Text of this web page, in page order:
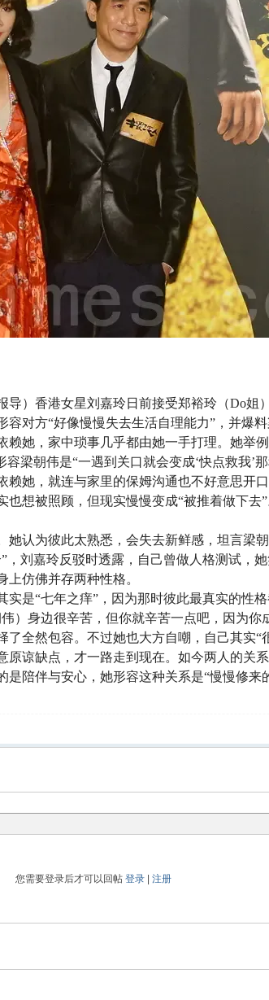
导）香港女星刘嘉玲日前接受郑裕玲（Do
对方“好像慢慢失去生活自理能力”，并爆
她，家中琐事几乎都由她一手打理。她举
梁朝伟是“一遇到关口就会变成‘快点救我’那
她，就连与家里的保姆沟通也不好意思开
想被照顾，但现实慢慢变成“被推着做下
认为彼此太熟悉，会失去新鲜感，坦言梁
刘嘉玲反驳时透露，自己曾做人格测试，
仿佛并存两种性格。
是“七年之痒”，因为那时彼此最真实的性
）身边很辛苦，但你就辛苦一点吧，因为
全然包容。不过她也大方自嘲，自己其实“
谅缺点，才一路走到现在。如今两人的关
陪伴与安心，她形容这种关系是“慢慢修来
您需要登录后才可以回帖登录 |注册